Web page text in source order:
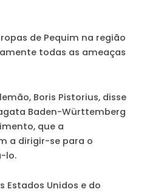
de Pequim na região
todas as ameaças
Boris Pistorius, disse
Baden-Württemberg
que a
a dirigir-se para o
lo.
Estados Unidos e do